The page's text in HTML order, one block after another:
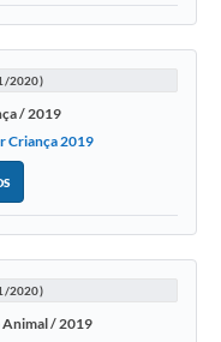
2020)
/ 2019
Criança 2019
2020)
/ 2019